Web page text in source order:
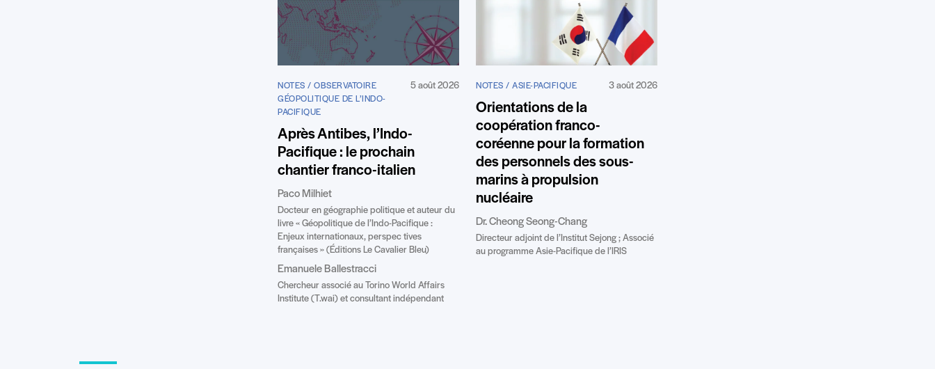
NOTES / OBSERVATOIRE
GÉOPOLITIQUE DE L’INDO-
PACIFIQUE
5 août 2026
Après Antibes, l’Indo-
Pacifique : le prochain
chantier franco-italien
Paco Milhiet
Docteur en géographie politique et auteur du
livre « Géopolitique de l’Indo-Pacifique :
Enjeux internationaux, perspec tives
françaises » (Éditions Le Cavalier Bleu)
Emanuele Ballestracci
Chercheur associé au Torino World Affairs
Institute (T.wai) et consultant indépendant
NOTES / ASIE-PACIFIQUE 3 août 2026
Orientations de la
coopération franco-
coréenne pour la formation
des personnels des sous-
marins à propulsion
nucléaire
Dr. Cheong Seong-Chang
Directeur adjoint de l’Institut Sejong ; Associé
au programme Asie-Pacifique de l’IRIS